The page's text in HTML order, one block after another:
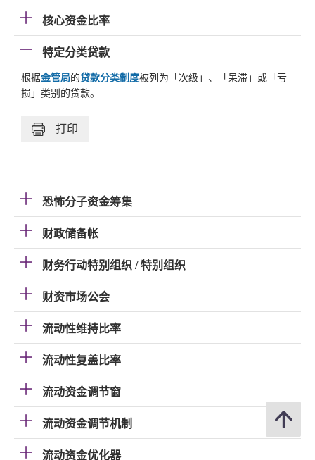
核心资金比率
特定分类贷款
根据金管局的贷款分类制度被列为「次级」、「呆滞」或「亏
损」类别的贷款。
打印
恐怖分子资金筹集
财政储备帐
财务行动特别组织 / 特别组织
财资市场公会
流动性维持比率
流动性复盖比率
流动资金调节窗
流动资金调节机制
流动资金优化器